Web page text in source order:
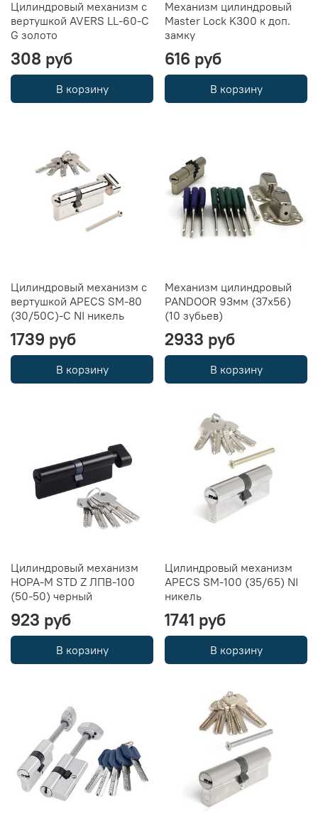
Цилиндровый механизм с
вертушкой AVERS LL-60-C
G золото
308 руб
В корзину
Механизм цилиндровый
Мaster Lock K300 к доп.
замку
616 руб
В корзину
Цилиндровый механизм с
вертушкой APECS SM-80
(30/50C)-C NI никель
1739 руб
В корзину
Механизм цилиндровый
PANDOOR 93мм (37x56)
(10 зубьев)
2933 руб
В корзину
Цилиндровый механизм
НОРА-М STD Z ЛПВ-100
(50-50) черный
923 руб
В корзину
Цилиндровый механизм
APECS SM-100 (35/65) NI
никель
1741 руб
В корзину